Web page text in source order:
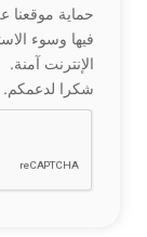
حماية موقعنا
فيها وسوء
الإنترنت آمنة.
شكرا لدعمكم.